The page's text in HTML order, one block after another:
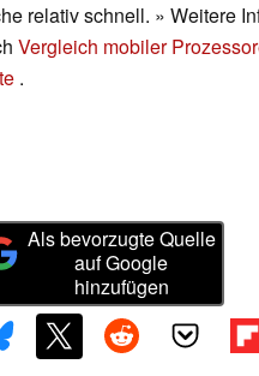
relativ schnell. » Weitere
Vergleich mobiler
.
Als bevorzugte Quelle
auf Google
hinzufügen